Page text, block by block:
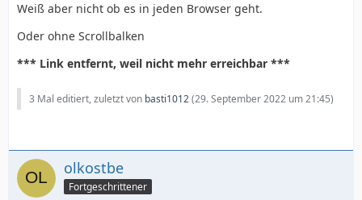
Weiß aber nicht ob es in jeden Browser geht.
Oder ohne Scrollbalken
*** Link entfernt, weil nicht mehr erreichbar ***
3 Mal editiert, zuletzt von basti1012(29. September 2022 um 21:45)
olkostbe
Fortgeschrittener